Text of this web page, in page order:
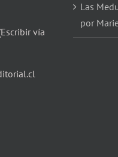
vía
Las
por